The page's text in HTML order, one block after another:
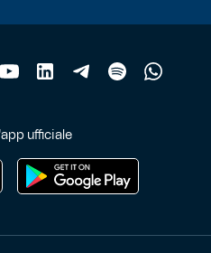
ufficiale